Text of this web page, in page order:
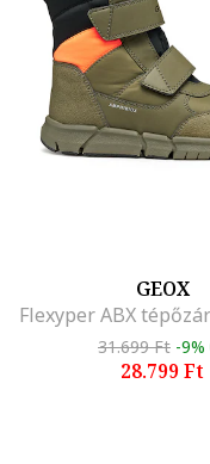
GEOX
31.699 Ft -9%
28.799 Ft